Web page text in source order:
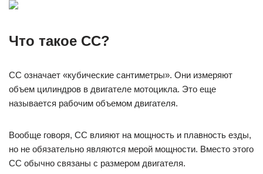
Что такое СС?
CC означает «кубические сантиметры». Они измеряют
объем цилиндров в двигателе мотоцикла. Это еще
называется рабочим объемом двигателя.
Вообще говоря, CC влияют на мощность и плавность езды,
но не обязательно являются мерой мощности. Вместо этого
CC обычно связаны с размером двигателя.